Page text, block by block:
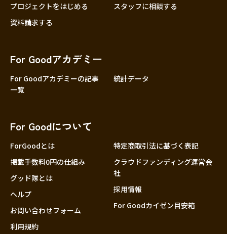
プロジェクトをはじめる
スタッフに相談する
資料請求する
For Goodアカデミー
For Goodアカデミーの記事
一覧
統計データ
For Goodについて
ForGoodとは
掲載手数料0円の仕組み
グッド隊とは
ヘルプ
お問い合わせフォーム
利用規約
特定商取引法に基づく表記
クラウドファンディング運営会
社
採用情報
For Goodカイゼン目安箱